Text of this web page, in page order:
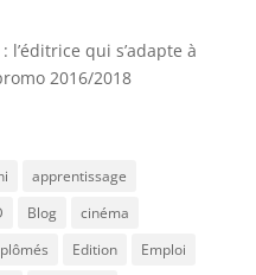
l’éditrice qui s’adapte à
2016/2018
apprentissage
Blog
cinéma
Edition
Emploi